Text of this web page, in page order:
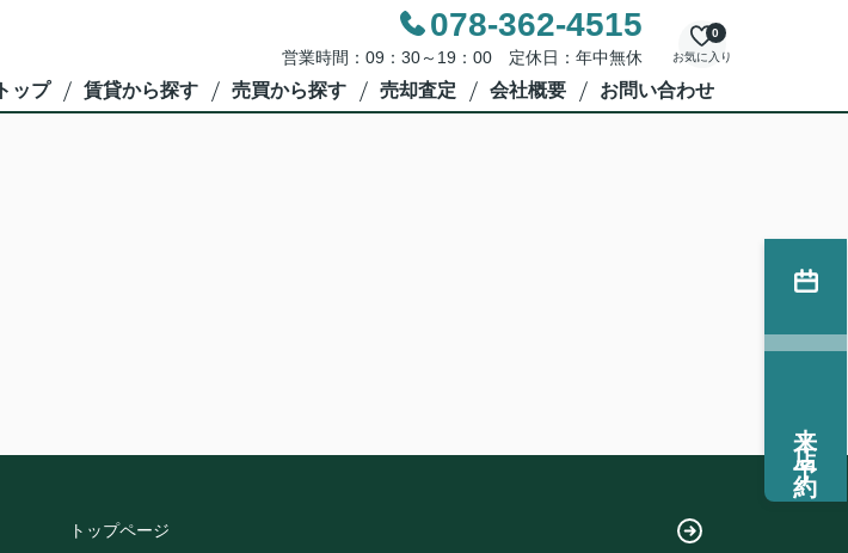
078-362-4515
営業時間：09：30～19：00 定休日：年中無休 お気に入り
0
トップ 賃貸から探す 売買から探す 売却査定 会社概要 お問い合わせ
来店予約
トップページ